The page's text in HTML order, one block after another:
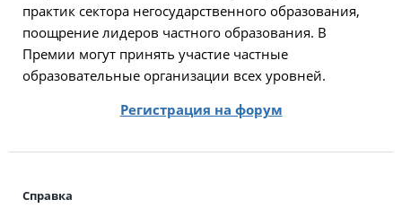
практик сектора негосударственного образования,
поощрение лидеров частного образования. В
Премии могут принять участие частные
образовательные организации всех уровней.
Регистрация на форум
Справка